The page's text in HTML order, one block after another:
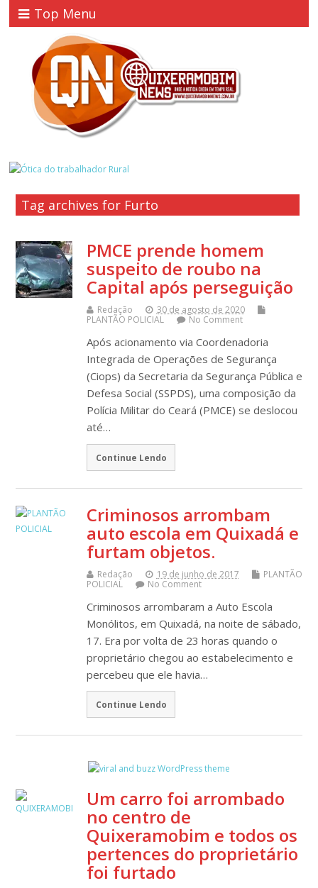
Top Menu
Tag archives for Furto
PMCE prende homem
suspeito de roubo na
Capital após perseguição
Redação
30 de agosto de 2020
PLANTÃO POLICIAL
No Comment
Após acionamento via Coordenadoria
Integrada de Operações de Segurança
(Ciops) da Secretaria da Segurança Pública e
Defesa Social (SSPDS), uma composição da
Polícia Militar do Ceará (PMCE) se deslocou
até…
Continue Lendo
Criminosos arrombam
auto escola em Quixadá e
furtam objetos.
Redação 19 de junho de 2017
PLANTÃO
POLICIAL
No Comment
Criminosos arrombaram a Auto Escola
Monólitos, em Quixadá, na noite de sábado,
17. Era por volta de 23 horas quando o
proprietário chegou ao estabelecimento e
percebeu que ele havia…
Continue Lendo
Um carro foi arrombado
no centro de
Quixeramobim e todos os
pertences do proprietário
foi furtado